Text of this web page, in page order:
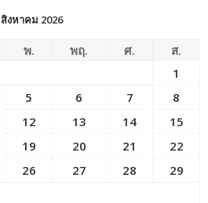
สิงหาคม 2026
พ. พฤ. ศ.
ส.
1
5 6 7
8
12 13 14
15
19 20 21
22
26 27 28
29